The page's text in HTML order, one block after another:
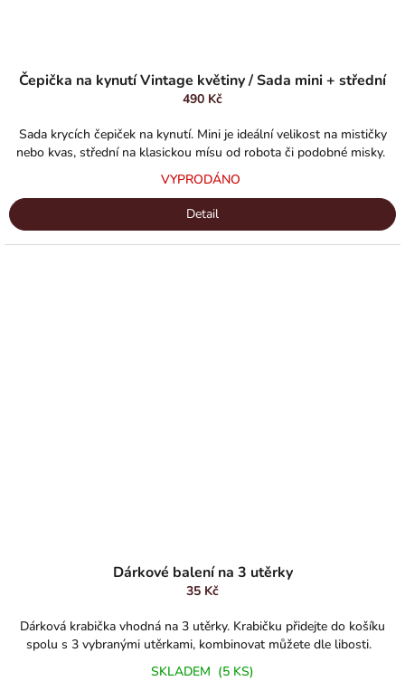
Čepička na kynutí Vintage květiny / Sada mini + střední
490 Kč
Sada krycích čepiček na kynutí. Mini je ideální velikost na mističky
nebo kvas, střední na klasickou mísu od robota či podobné misky.
VYPRODÁNO
Detail
Dárkové balení na 3 utěrky
35 Kč
Dárková krabička vhodná na 3 utěrky. Krabičku přidejte do košíku
spolu s 3 vybranými utěrkami, kombinovat můžete dle libosti.
SKLADEM (5 KS)